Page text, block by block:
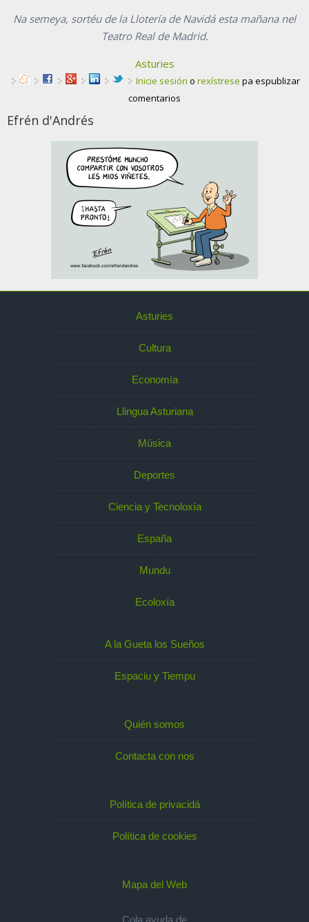
Na semeya, sortéu de la Llotería de Navidá esta mañana nel
Teatro Real de Madrid.
Asturies
Inicie sesión o rexístrese pa espublizar
comentarios
Efrén d'Andrés
Asturies
Cultura
Economía
Llingua Asturiana
Música
Deportes
Ciencia y Tecnoloxía
España
Mundu
Ecoloxía
A la Gueta los Sueños
Espaciu y Tiempu
Quién somos
Contacta con nos
Política de privacidá
Política de cookies
Mapa del Web